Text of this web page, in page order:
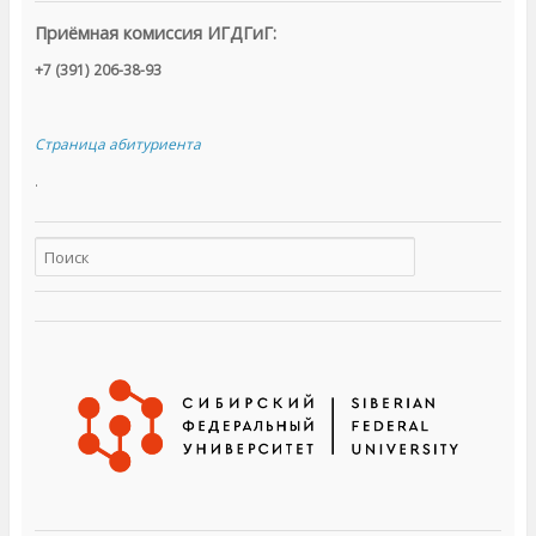
с
в
о
в
к
н
Приёмная комиссия ИГДГиГ:
+7 (391) 206-38-93
Страница абитуриента
.